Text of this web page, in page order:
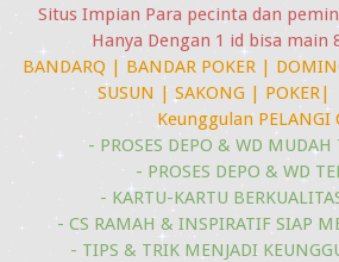
Situs Impian Para pecinta dan
Hanya Dengan 1 id bisa main
BANDARQ | BANDAR POKER |
SUSUN | SAKONG | POKER|
Keunggulan PELANGI
- PROSES DEPO & WD MUDAH
- PROSES DEPO & WD
- KARTU-KARTU
- CS RAMAH & INSPIRATIF SIAP
- TIPS & TRIK MENJADI